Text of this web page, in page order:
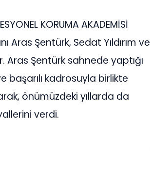
KORUMA AKADEMİSİ
Aras Şentürk, Sedat Yıldırım ve
Aras Şentürk sahnede yaptığı
başarılı kadrosuyla birlikte
önümüzdeki yıllarda da
verdi.